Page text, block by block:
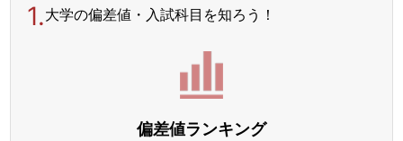
1.大学の偏差値・入試科目を知ろう！
偏差値ランキング